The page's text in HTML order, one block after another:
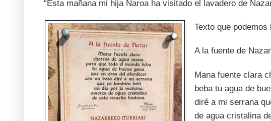
“Esta mañana mi hija Naroa ha visitado el lavadero de
Texto que
A la fuente de Nazar
Mana fuente clara
beba tu agua de
diré a mi serrana
de agua cristalina